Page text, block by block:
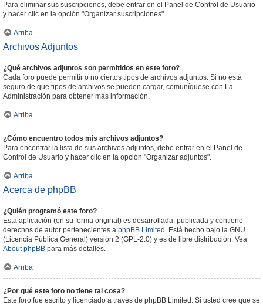
Para eliminar sus suscripciones, debe entrar en el Panel de Control de Usuario
y hacer clic en la opción "Organizar suscripciones".
Arriba
Archivos Adjuntos
¿Qué archivos adjuntos son permitidos en este foro?
Cada foro puede permitir o no ciertos tipos de archivos adjuntos. Si no está
seguro de que tipos de archivos se pueden cargar, comuníquese con La
Administración para obtener más información.
Arriba
¿Cómo encuentro todos mis archivos adjuntos?
Para encontrar la lista de sus archivos adjuntos, debe entrar en el Panel de
Control de Usuario y hacer clic en la opción "Organizar adjuntos".
Arriba
Acerca de phpBB
¿Quién programó este foro?
Esta aplicación (en su forma original) es desarrollada, publicada y contiene
derechos de autor pertenecientes a phpBB Limited . Está hecho bajo la GNU
(Licencia Pública General) versión 2 (GPL-2.0) y es de libre distribución. Vea
About phpBB para más detalles.
Arriba
¿Por qué este foro no tiene tal cosa?
Este foro fue escrito y licenciado a través de phpBB Limited. Si usted cree que se